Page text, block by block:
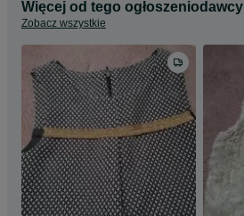
Więcej od tego ogłoszeniodawcy
Zobacz wszystkie